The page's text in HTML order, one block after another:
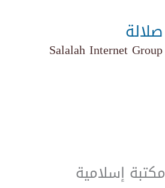
صلالة
Salalah Internet Group
مكتبة إسلامية